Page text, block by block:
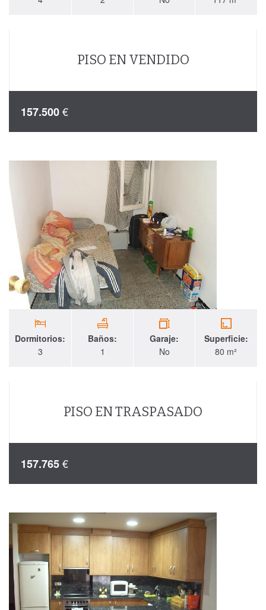
PISO EN VENDIDO
157.500€
Dormitorios:
3
Baños:
1
Garaje:
No
Superficie:
80 m²
PISO EN TRASPASADO
157.765€